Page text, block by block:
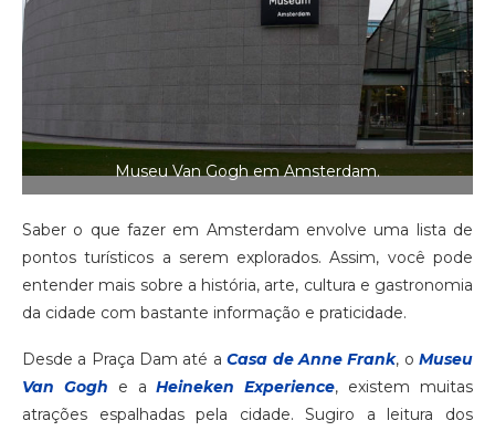
Museu Van Gogh em Amsterdam.
Saber o que fazer em Amsterdam envolve uma lista de
pontos turísticos a serem explorados. Assim, você pode
entender mais sobre a história, arte, cultura e gastronomia
da cidade com bastante informação e praticidade.
Desde a Praça Dam até aCasa de Anne Frank, oMuseu
Van Gogh e aHeineken Experience, existem muitas
atrações espalhadas pela cidade. Sugiro a leitura dos